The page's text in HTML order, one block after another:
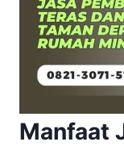
Manfaat